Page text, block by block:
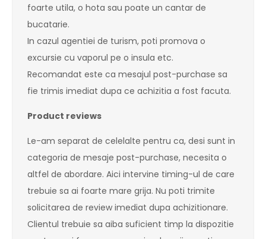
foarte utila, o hota sau poate un cantar de
bucatarie.
In cazul agentiei de turism, poti promova o
excursie cu vaporul pe o insula etc.
Recomandat este ca mesajul post-purchase sa
fie trimis imediat dupa ce achizitia a fost facuta.
Product reviews
Le-am separat de celelalte pentru ca, desi sunt in
categoria de mesaje post-purchase, necesita o
altfel de abordare. Aici intervine timing-ul de care
trebuie sa ai foarte mare grija. Nu poti trimite
solicitarea de review imediat dupa achizitionare.
Clientul trebuie sa aiba suficient timp la dispozitie